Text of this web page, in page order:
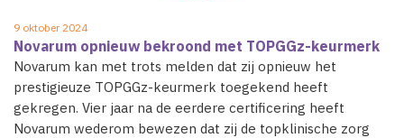
9 oktober 2024
Novarum opnieuw bekroond met TOPGGz-keurmerk
Novarum kan met trots melden dat zij opnieuw het
prestigieuze TOPGGz-keurmerk toegekend heeft
gekregen. Vier jaar na de eerdere certificering heeft
Novarum wederom bewezen dat zij de topklinische zorg